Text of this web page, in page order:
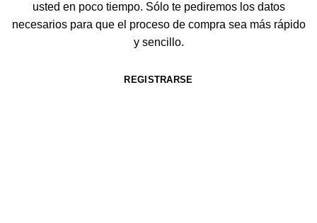
usted en poco tiempo. Sólo te pediremos los datos
necesarios para que el proceso de compra sea más rápido
y sencillo.
REGISTRARSE